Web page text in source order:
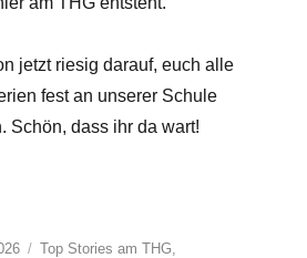
jetzt riesig darauf, euch alle
fest an unserer Schule
Schön, dass ihr da wart!
Kategorien
Top Stories am THG,